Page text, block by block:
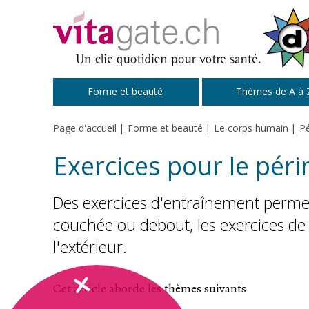
Forme et beauté Thèmes de A à
Page d'accueil Forme et beauté Le corps humain
Exercices pour le
Des exercices d'entraînement
couchée ou debout, les exercices
l'extérieur.
Cet article aborde les thèmes suivants